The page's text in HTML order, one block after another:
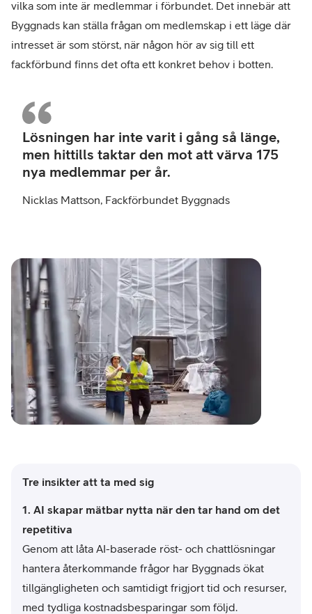
vilka som inte är medlemmar i förbundet. Det innebär att
Byggnads kan ställa frågan om medlemskap i ett läge där
intresset är som störst, när någon hör av sig till ett
fackförbund finns det ofta ett konkret behov i botten.
Lösningen har inte varit i gång så länge,
men hittills taktar den mot att värva 175
nya medlemmar per år.
Nicklas Mattson, Fackförbundet Byggnads
Tre insikter att ta med sig
1. AI skapar mätbar nytta när den tar hand om det
repetitiva
Genom att låta AI-baserade röst- och chattlösningar
hantera återkommande frågor har Byggnads ökat
tillgängligheten och samtidigt frigjort tid och resurser,
med tydliga kostnadsbesparingar som följd.